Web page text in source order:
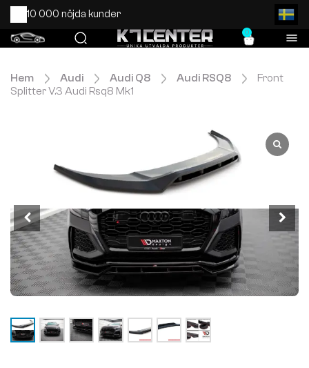
10 000 nöjda kunder
0
Hem Audi Audi Q8 Audi RSQ8
Front
Splitter V.3 Audi Rsq8 Mk1